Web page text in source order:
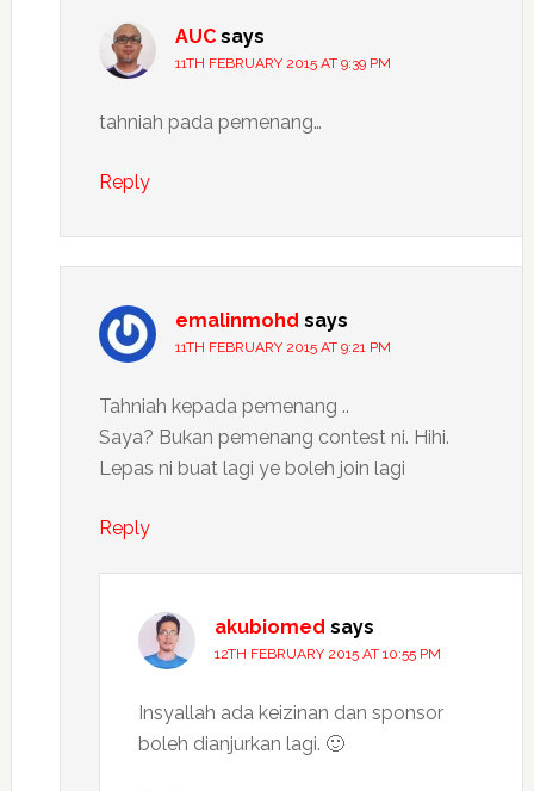
AUC says
11TH FEBRUARY 2015 AT 9:39 PM
tahniah pada pemenang…
Reply
emalinmohd says
11TH FEBRUARY 2015 AT 9:21 PM
Tahniah kepada pemenang ..
Saya? Bukan pemenang contest ni. Hihi.
Lepas ni buat lagi ye boleh join lagi
Reply
akubiomed says
12TH FEBRUARY 2015 AT 10:55 PM
Insyallah ada keizinan dan sponsor
boleh dianjurkan lagi. 🙂